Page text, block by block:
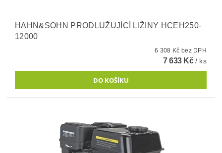
HAHN&SOHN PRODLUŽUJÍCÍ LIŽINY HCEH250-
12000
6 308 Kč bez DPH
7 633 Kč/ ks